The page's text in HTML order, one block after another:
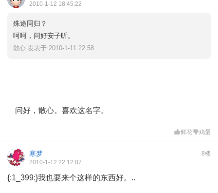
2010-1-12 18:45:22
殊途同归？
呵呵，问好安子昕。
散心 发表于 2010-1-11 22:58
问好，散心。喜欢这名字。
鲜花 鸡蛋
8楼
寒梦
2010-1-12 22:12:07
{:1_399:}我也要来个这样的东西好。..